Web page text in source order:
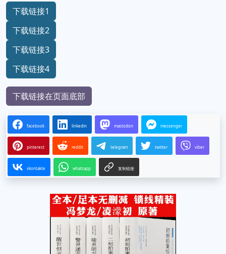
下载链接1
下载链接2
下载链接3
下载链接4
下载链接在页面底部
facebook linkedin mastodon messenger
pinterest reddit telegram twitter viber
vkontakte whatsapp 复制链接